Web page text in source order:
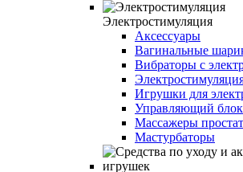
Электростимуляция
Аксессуары
Вагинальные
Вибраторы с
Игрушки для
Управляющий блок
Массажеры
Мастурбаторы